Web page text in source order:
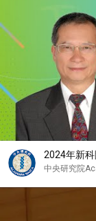
2024年新
中央研究院